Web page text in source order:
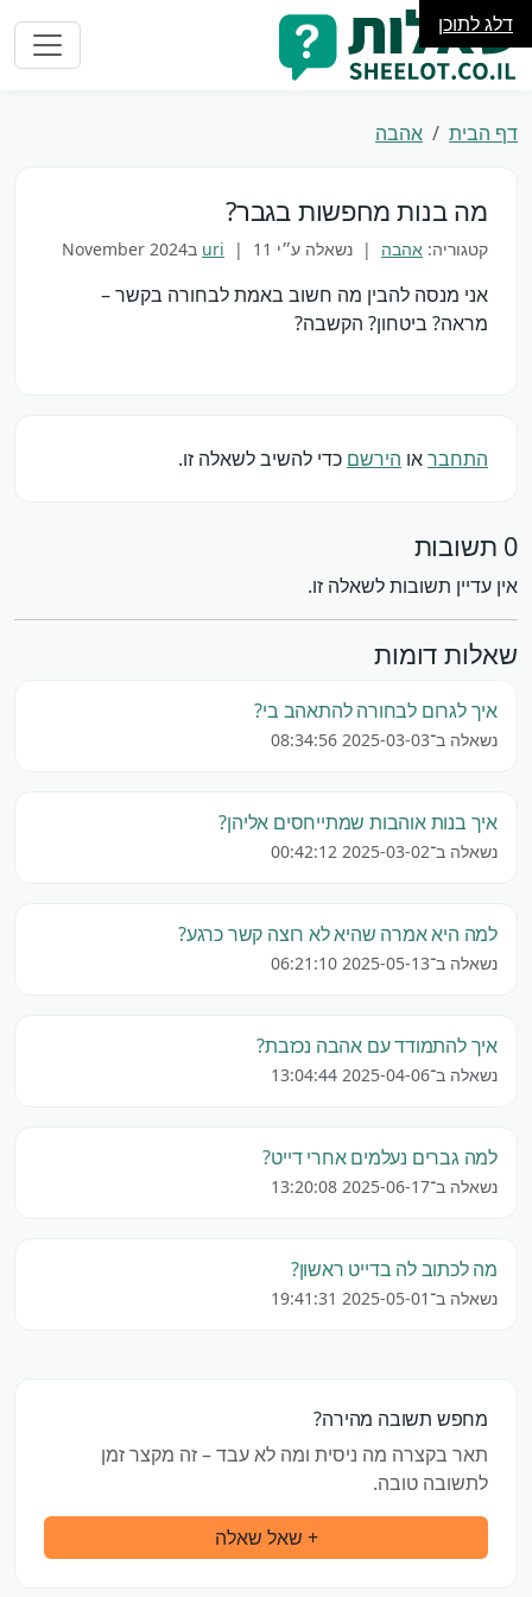
דלג לתוכן
דף הבית אהבה
מה בנות מחפשות בגבר?
קטגוריה: אהבה | נשאלה ע״י uri | 11 בNovember 2024
אני מנסה להבין מה חשוב באמת לבחורה בקשר –
מראה? ביטחון? הקשבה?
התחבראו הירשם כדי להשיב לשאלה זו.
0 תשובות
אין עדיין תשובות לשאלה זו.
שאלות דומות
איך לגרום לבחורה להתאהב בי?
נשאלה ב־2025-03-03 08:34:56
איך בנות אוהבות שמתייחסים אליהן?
נשאלה ב־2025-03-02 00:42:12
למה היא אמרה שהיא לא רוצה קשר כרגע?
נשאלה ב־2025-05-13 06:21:10
איך להתמודד עם אהבה נכזבת?
נשאלה ב־2025-04-06 13:04:44
למה גברים נעלמים אחרי דייט?
נשאלה ב־2025-06-17 13:20:08
מה לכתוב לה בדייט ראשון?
נשאלה ב־2025-05-01 19:41:31
מחפש תשובה מהירה?
תאר בקצרה מה ניסית ומה לא עבד – זה מקצר זמן
לתשובה טובה.
+ שאל שאלה